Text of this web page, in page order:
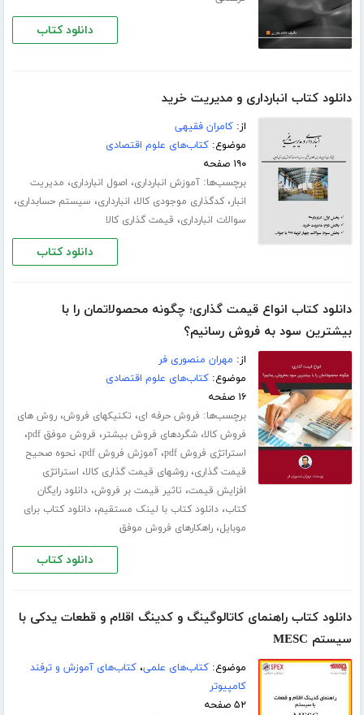
دانلود کتاب
دانلود کتاب انبارداری و مدیریت خرید
از:کامران فقیهی
موضوع:کتاب‌های علوم اقتصادی
۱۹۰ صفحه
برچسب‌ها:آموزش انبارداری، اصول انبارداری، مدیریت
انبار،کدگذاری موجودی کالا، انبارداری، سیستم حسابداری،
سوالات انبارداری، قیمت گذاری کالا
دانلود کتاب
دانلود کتاب انواع قیمت گذاری؛ چگونه محصولاتمان را با
بیشترین سود به فروش رسانیم؟
از: مهران منصوری فر
موضوع:کتاب‌های علوم اقتصادی
۱۶ صفحه
برچسب‌ها: فروش حرفه ای، تکنیکهای فروش،روش های
فروش کالا،شگردهای فروش بیشتر، فروش موفق pdf ،
استراتژی فروش pdf ،آموزش فروش pdf ،نحوه صحیح
قیمت گذاری،روشهای قیمت گذاری کالا، استراتژی
افزایش قیمت، تاثیر قیمت بر فروش،دانلود رایگان
کتاب،دانلود کتاب با لینک مستقیم،دانلود کتاب برای
موبایل،راهکارهای فروش موفق
دانلود کتاب
دانلود کتاب راهنمای کاتالوگینگ و کدینگ اقلام و قطعات یدکی با
سیستم MESC
موضوع:کتاب‌های علمی،کتاب‌های آموزش و ترفند
کامپیوتر
۵۲ صفحه